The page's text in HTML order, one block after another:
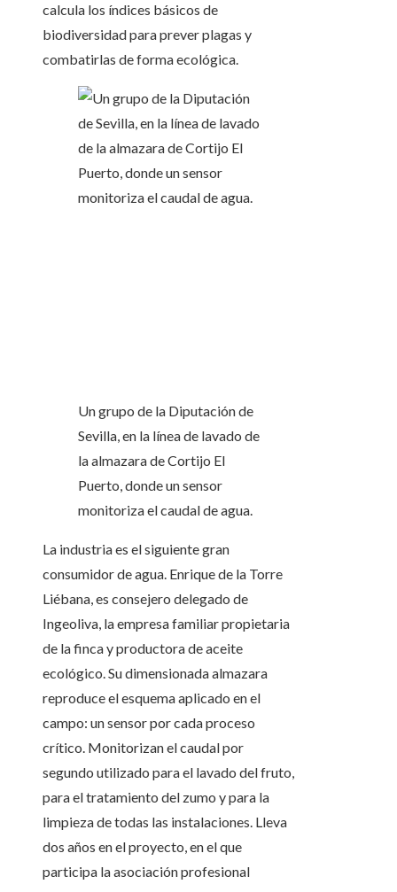
calcula los índices básicos de
biodiversidad para prever plagas y
combatirlas de forma ecológica.
Un grupo de la Diputación de
Sevilla, en la línea de lavado de
la almazara de Cortijo El
Puerto, donde un sensor
monitoriza el caudal de agua.
La industria es el siguiente gran
consumidor de agua. Enrique de la Torre
Liébana, es consejero delegado de
Ingeoliva, la empresa familiar propietaria
de la finca y productora de aceite
ecológico. Su dimensionada almazara
reproduce el esquema aplicado en el
campo: un sensor por cada proceso
crítico. Monitorizan el caudal por
segundo utilizado para el lavado del fruto,
para el tratamiento del zumo y para la
limpieza de todas las instalaciones. Lleva
dos años en el proyecto, en el que
participa la asociación profesional